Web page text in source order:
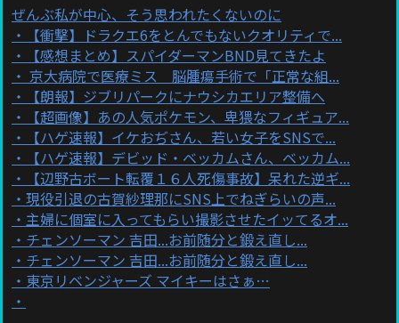
ぜんぶ私が中心、そう思われたくないのに
【衝撃】ドラクエ6をとんでもないクオリティで...
【感想まとめ】スパイダーマンBND見てきたよ
京大病院で医療ミス 脳腫瘍手術で「正常な組...
【朗報】ジブリパークにナウシカエリア整備へ
【超画像】あの人気ポケモン、卑猥なフィギュア...
【ハゲ速報】イケおぢさん、若い女子をSNSで...
【ハゲ速報】デビッド・ベッカムさん、ベッカム...
【辺野古ボート転覆１６人死傷事故】呆れた逆ギ...
現役引退の古賀紗理那にSNS上でねぎらいの声...
主婦に個室に入ってもらい撮影させたイッてるオ...
チェンソーマン 吉田...お前随分と鍛え直し...
チェンソーマン 吉田...お前随分と鍛え直し...
東京リベンジャーズ マイキーはさぁ…